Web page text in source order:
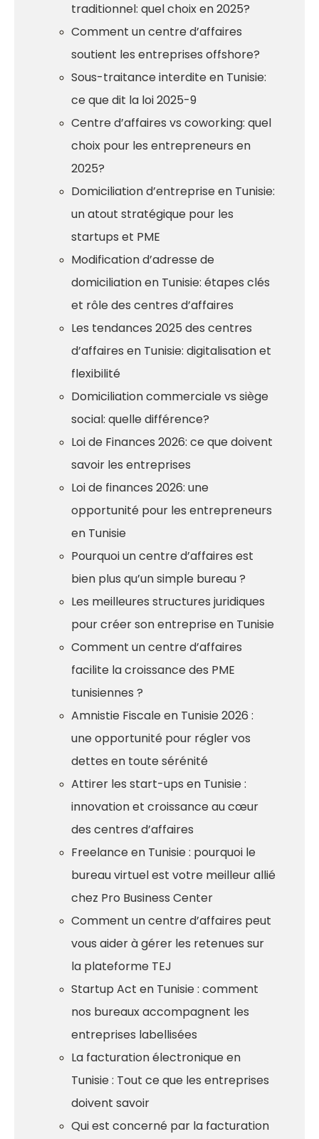
traditionnel: quel choix en 2025?
Comment un centre d’affaires
soutient les entreprises offshore?
Sous-traitance interdite en Tunisie:
ce que dit la loi 2025-9
Centre d’affaires vs coworking: quel
choix pour les entrepreneurs en
2025?
Domiciliation d’entreprise en Tunisie:
un atout stratégique pour les
startups et PME
Modification d’adresse de
domiciliation en Tunisie: étapes clés
et rôle des centres d’affaires
Les tendances 2025 des centres
d’affaires en Tunisie: digitalisation et
flexibilité
Domiciliation commerciale vs siège
social: quelle différence?
Loi de Finances 2026: ce que doivent
savoir les entreprises
Loi de finances 2026: une
opportunité pour les entrepreneurs
en Tunisie
Pourquoi un centre d’affaires est
bien plus qu’un simple bureau ?
Les meilleures structures juridiques
pour créer son entreprise en Tunisie
Comment un centre d’affaires
facilite la croissance des PME
tunisiennes ?
Amnistie Fiscale en Tunisie 2026 :
une opportunité pour régler vos
dettes en toute sérénité
Attirer les start-ups en Tunisie :
innovation et croissance au cœur
des centres d’affaires
Freelance en Tunisie : pourquoi le
bureau virtuel est votre meilleur allié
chez Pro Business Center
Comment un centre d’affaires peut
vous aider à gérer les retenues sur
la plateforme TEJ
Startup Act en Tunisie : comment
nos bureaux accompagnent les
entreprises labellisées
La facturation électronique en
Tunisie : Tout ce que les entreprises
doivent savoir
Qui est concerné par la facturation